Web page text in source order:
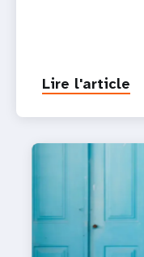
Lire l'article